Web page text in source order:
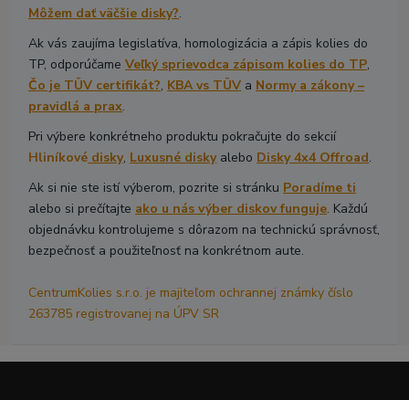
Môžem dať väčšie disky?.
Ak vás zaujíma legislatíva, homologizácia a zápis kolies do
TP, odporúčameVeľký sprievodca zápisom kolies do TP,
Čo je TÜV certifikát?, KBA vs TÜV a Normy a zákony –
pravidlá a prax.
Pri výbere konkrétneho produktu pokračujte do sekcií
Hliníkové disky, Luxusné diskyalebo Disky 4x4 Offroad.
Ak si nie ste istí výberom, pozrite si stránku Poradíme ti
alebo si prečítajte ako u nás výber diskov funguje. Každú
objednávku kontrolujeme s dôrazom na technickú správnosť,
bezpečnosť a použiteľnosť na konkrétnom aute.
CentrumKolies s.r.o. je majiteľom ochrannej známky číslo
263785 registrovanej na ÚPV SR